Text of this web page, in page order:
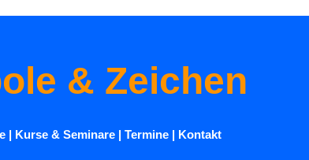
& Zeichen
| Kurse & Seminare | Termine | Kontakt